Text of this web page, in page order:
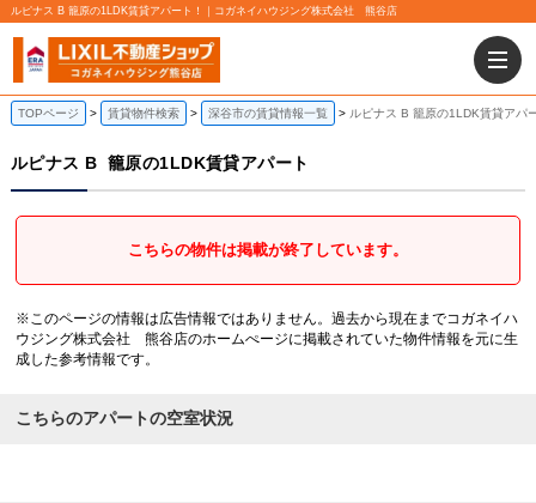
ルピナス B 籠原の1LDK賃貸アパート！｜コガネイハウジング株式会社 熊谷店
TOPページ 賃貸物件検索 深谷市の賃貸情報一覧 ルピナス B 籠原の1LDK賃貸アパ
ルピナス B 籠原の1LDK賃貸アパート
こちらの物件は掲載が終了しています。
※このページの情報は広告情報ではありません。過去から現在までコガネイハ
ウジング株式会社 熊谷店のホームぺージに掲載されていた物件情報を元に生
成した参考情報です。
こちらのアパートの空室状況